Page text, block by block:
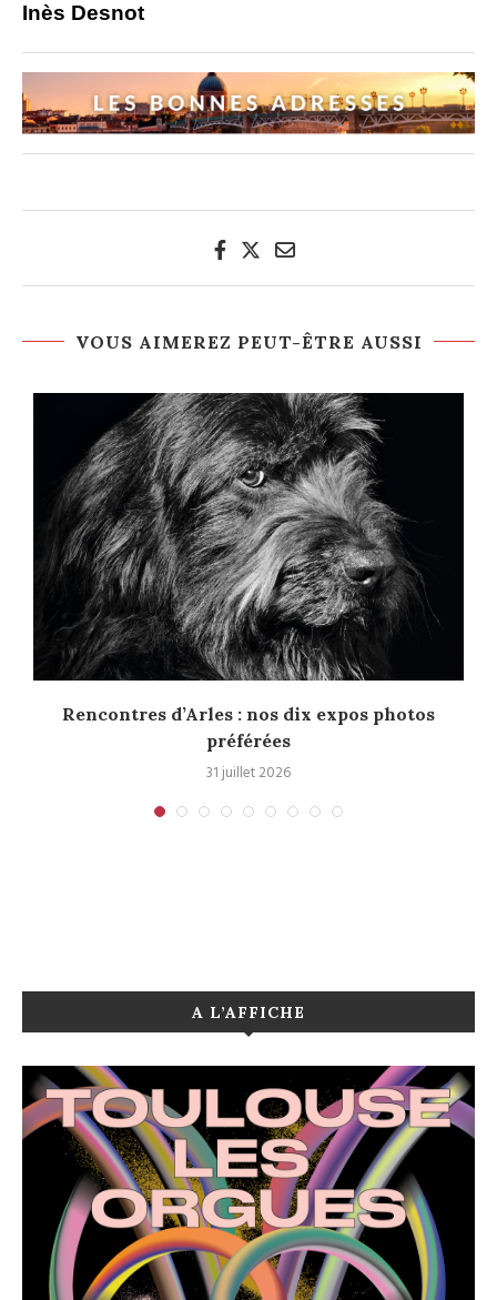
Inès Desnot
VOUS AIMEREZ PEUT-ÊTRE AUSSI
Rencontres d’Arles : nos dix expos photos
préférées
31 juillet 2026
A L’AFFICHE